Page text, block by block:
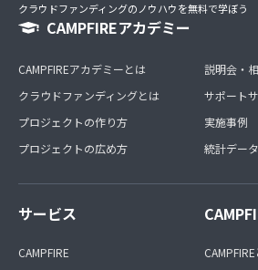
クラウドファンディングのノウハウを無料で学ぼう
CAMPFIREアカデミー
CAMPFIREアカデミーとは
クラウドファンディングとは
プロジェクトの作り方
プロジェクトの広め方
説明会・
サポート
実施事例
統計データ
サービス
CAMPFIRE